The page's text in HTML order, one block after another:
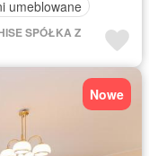
umeblowane
SPÓŁKA Z
Nowe